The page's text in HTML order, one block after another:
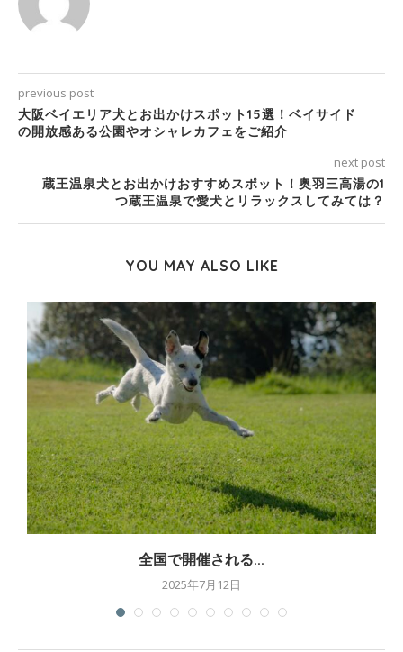
previous post
大阪ベイエリア犬とお出かけスポット15選！ベイサイド
の開放感ある公園やオシャレカフェをご紹介
next post
蔵王温泉犬とお出かけおすすめスポット！奥羽三高湯の1
つ蔵王温泉で愛犬とリラックスしてみては？
YOU MAY ALSO LIKE
全国で開催される...
2025年7月12日